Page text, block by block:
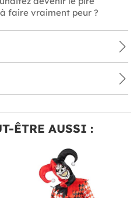
faire vraiment peur ?
ÊTRE AUSSI :